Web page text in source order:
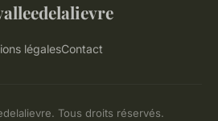
légalesContact
Tous droits réservés.